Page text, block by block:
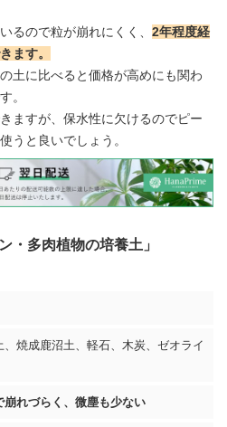
るので粒が崩れにくく、 2年程度経
ます。
土に比べると価格が高めにも関わ
。
ますが、保水性に欠けるのでピー
うと良いでしょう。
多肉植物の培養土」
、焼成鹿沼土、軽石、木炭、ゼオライ
崩れづらく、微塵も少ない